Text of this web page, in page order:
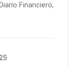
Financiero,